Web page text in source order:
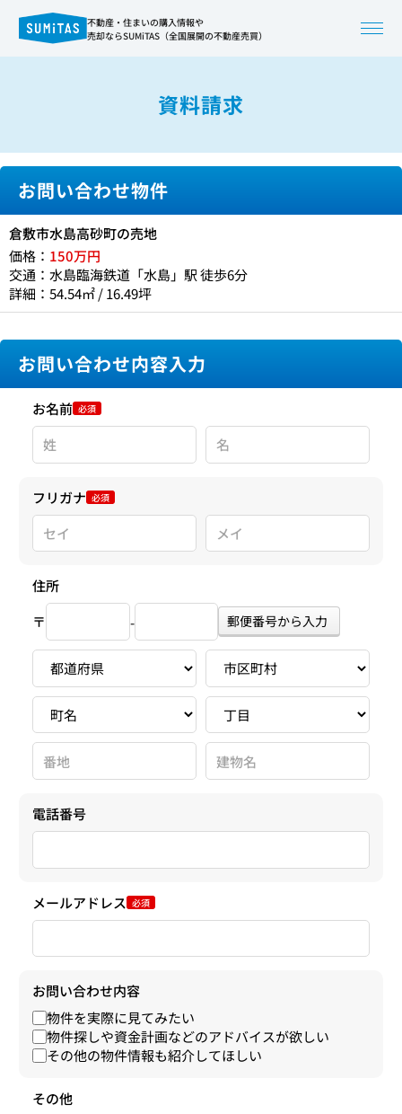
不動産・住まいの購入情報や
売却ならSUMiTAS（全国展開の不動産売買）
資料請求
お問い合わせ物件
倉敷市水島高砂町の売地
価格： 150万円
交通：水島臨海鉄道「水島」駅 徒歩6分
詳細：54.54㎡ / 16.49坪
お問い合わせ内容入力
お名前 必須
フリガナ 必須
住所
〒
- 郵便番号から入力
電話番号
メールアドレス 必須
お問い合わせ内容
物件を実際に見てみたい
物件探しや資金計画などのアドバイスが欲しい
その他の物件情報も紹介してほしい
その他